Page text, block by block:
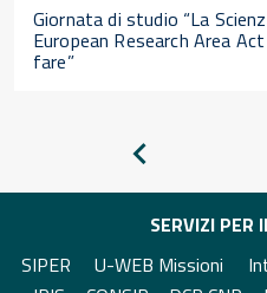
Giornata di studio “La
European Research Area
fare”
SERVIZI PER
SIPER
U-WEB Missioni